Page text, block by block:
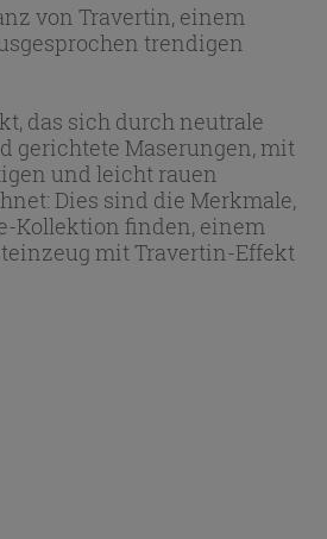
von Travertin, einem
trendigen
das sich durch neutrale
gerichtete Maserungen, mit
und leicht rauen
Dies sind die Merkmale,
Kollektion finden, einem
mit Travertin-Effekt